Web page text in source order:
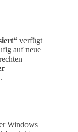
verfügt
auf neue
Windows